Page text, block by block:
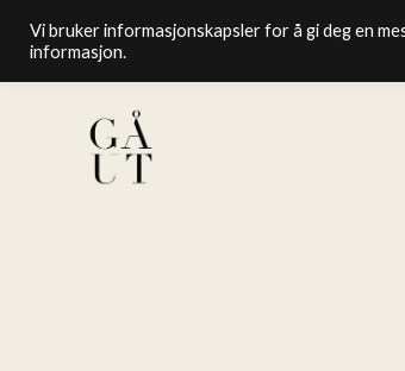
Vi bruker informasjonskapsler for å gi deg en
informasjon.